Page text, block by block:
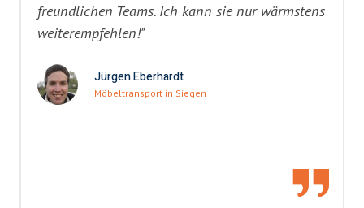
freundlichen Teams. Ich kann sie nur wärmstens
weiterempfehlen!"
Jürgen Eberhardt
Möbeltransport in Siegen